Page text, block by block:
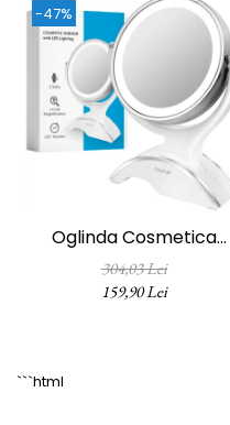
-47%
Oglinda Cosmetica
FizioTab®, Iluminata Led,
Dimabila, 2 Fete, Marire
304,03 Lei
159,90 Lei
```html